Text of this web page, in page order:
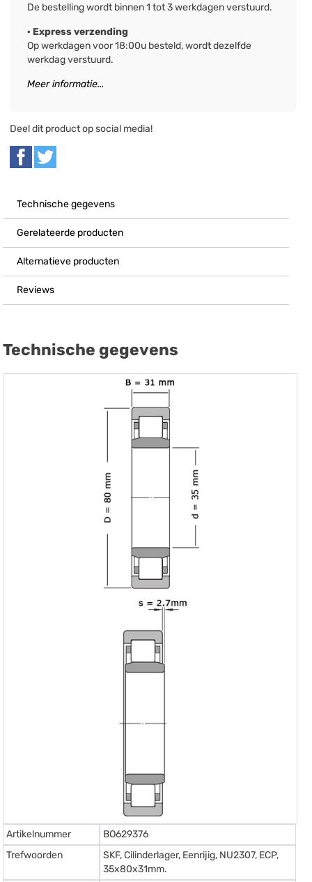
De bestelling wordt binnen 1 tot 3 werkdagen verstuurd.
· Express verzending
Op werkdagen voor 18:00u besteld, wordt dezelfde
werkdag verstuurd.
Meer informatie...
Deel dit product op social media!
Technische gegevens
Gerelateerde producten
Alternatieve producten
Reviews
Technische gegevens
Artikelnummer
BO629376
Trefwoorden
SKF, Cilinderlager, Eenrijig, NU2307, ECP,
35x80x31mm.